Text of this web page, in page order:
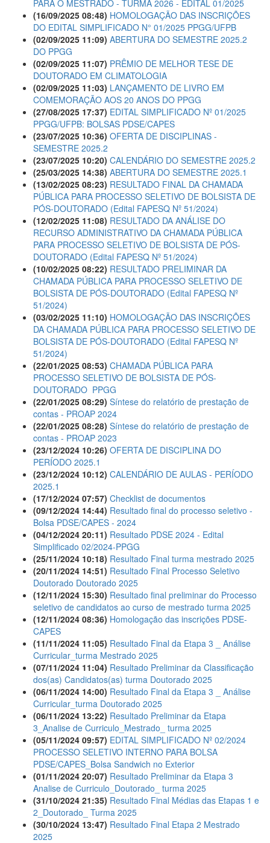
PARA O MESTRADO - TURMA 2026 - EDITAL 01/2025
(16/09/2025 08:48) HOMOLOGAÇÃO DAS INSCRIÇÕES
DO EDITAL SIMPLIFICADO N° 01/2025 PPGG/UFPB
(02/09/2025 11:09) ABERTURA DO SEMESTRE 2025.2
DO PPGG
(02/09/2025 11:07) PRÊMIO DE MELHOR TESE DE
DOUTORADO EM CLIMATOLOGIA
(02/09/2025 11:03) LANÇAMENTO DE LIVRO EM
COMEMORAÇÃO AOS 20 ANOS DO PPGG
(27/08/2025 17:37) EDITAL SIMPLIFICADO Nº 01/2025
PPGG/UFPB: BOLSAS PDSE/CAPES
(23/07/2025 10:36) OFERTA DE DISCIPLINAS -
SEMESTRE 2025.2
(23/07/2025 10:20) CALENDÁRIO DO SEMESTRE 2025.2
(25/03/2025 14:38) ABERTURA DO SEMESTRE 2025.1
(13/02/2025 08:23) RESULTADO FINAL DA CHAMADA
PÚBLICA PARA PROCESSO SELETIVO DE BOLSISTA DE
PÓS-DOUTORADO (Edital FAPESQ Nº 51/2024)
(12/02/2025 11:08) RESULTADO DA ANÁLISE DO
RECURSO ADMINISTRATIVO DA CHAMADA PÚBLICA
PARA PROCESSO SELETIVO DE BOLSISTA DE PÓS-
DOUTORADO (Edital FAPESQ Nº 51/2024)
(10/02/2025 08:22) RESULTADO PRELIMINAR DA
CHAMADA PÚBLICA PARA PROCESSO SELETIVO DE
BOLSISTA DE PÓS-DOUTORADO (Edital FAPESQ Nº
51/2024)
(03/02/2025 11:10) HOMOLOGAÇÃO DAS INSCRIÇÕES
DA CHAMADA PÚBLICA PARA PROCESSO SELETIVO DE
BOLSISTA DE PÓS-DOUTORADO (Edital FAPESQ Nº
51/2024)
(22/01/2025 08:53) CHAMADA PÚBLICA PARA
PROCESSO SELETIVO DE BOLSISTA DE PÓS-
DOUTORADO  PPGG
(22/01/2025 08:29) Síntese do relatório de prestação de
contas - PROAP 2024
(22/01/2025 08:28) Síntese do relatório de prestação de
contas - PROAP 2023
(23/12/2024 10:26) OFERTA DE DISCIPLINA DO
PERÍODO 2025.1
(23/12/2024 10:12) CALENDÁRIO DE AULAS - PERÍODO
2025.1
(17/12/2024 07:57) Checklist de documentos
(09/12/2024 14:44) Resultado final do processo seletivo -
Bolsa PDSE/CAPES - 2024
(04/12/2024 20:11) Resultado PDSE 2024 - Edital
Simplificado 02/2024-PPGG
(25/11/2024 10:18) Resultado Final turma mestrado 2025
(20/11/2024 14:51) Resultado Final Processo Seletivo
Doutorado Doutorado 2025
(12/11/2024 15:30) Resultado final preliminar do Processo
seletivo de candidatos ao curso de mestrado turma 2025
(12/11/2024 08:36) Homologação das inscrições PDSE-
CAPES
(11/11/2024 11:05) Resultado Final da Etapa 3 _ Análise
Curricular_turma Mestrado 2025
(07/11/2024 11:04) Resultado Preliminar da Classificação
dos(as) Candidatos(as) turma Doutorado 2025
(06/11/2024 14:00) Resultado Final da Etapa 3 _ Análise
Curricular_turma Doutorado 2025
(06/11/2024 13:22) Resultado Preliminar da Etapa
3_Analise de Curriculo_Mestrado_ turma 2025
(05/11/2024 09:57) EDITAL SIMPLIFICADO Nº 02/2024
PROCESSO SELETIVO INTERNO PARA BOLSA
PDSE/CAPES_Bolsa Sandwich no Exterior
(01/11/2024 20:07) Resultado Preliminar da Etapa 3
Analise de Curriculo_Doutorado_ turma 2025
(31/10/2024 21:35) Resultado Final Médias das Etapas 1 e
2_Doutorado_ Turma 2025
(30/10/2024 13:47) Resultado Final Etapa 2 Mestrado
2025